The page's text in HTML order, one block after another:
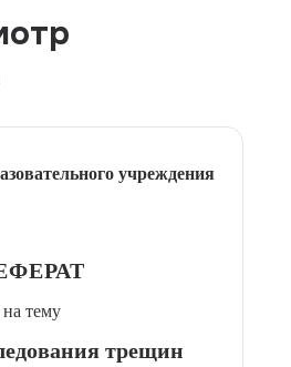
учреждения
на тему
трещин